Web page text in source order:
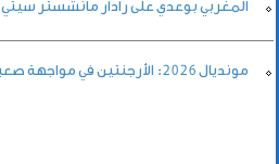
المغربي بوعدي على رادار مانشستر سيتي
مونديال 2026: الأرجنتين في مواجهة صعبة أمام إنجلترا لبلوغ النهائي